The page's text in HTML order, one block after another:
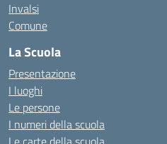
Invalsi
Comune
La Scuola
Presentazione
I luoghi
Le persone
I numeri della scuola